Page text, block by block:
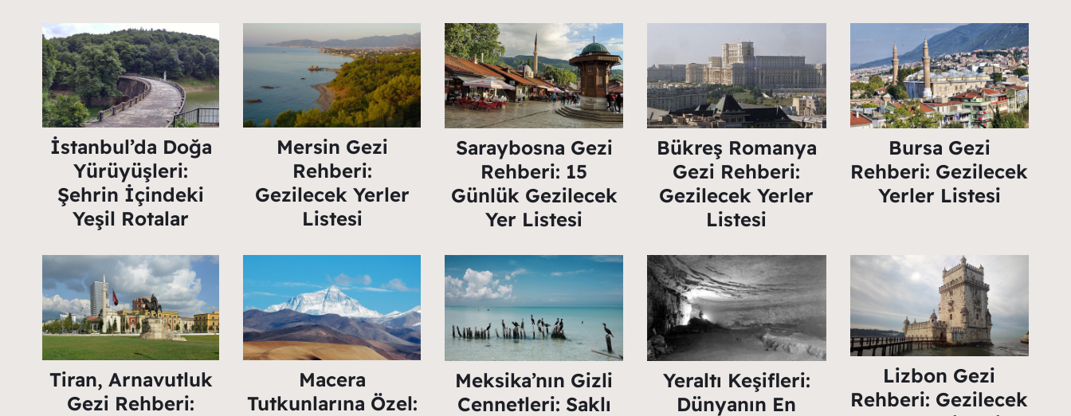
İstanbul’da Doğa
Yürüyüşleri:
Şehrin İçindeki
Yeşil Rotalar
Mersin Gezi
Rehberi:
Gezilecek Yerler
Listesi
Saraybosna Gezi
Rehberi: 15
Günlük Gezilecek
Yer Listesi
Bükreş Romanya
Gezi Rehberi:
Gezilecek Yerler
Listesi
Bursa Gezi
Rehberi: Gezilecek
Yerler Listesi
Tiran, Arnavutluk
Gezi Rehberi:
Macera
Tutkunlarına Özel:
Meksika’nın Gizli
Cennetleri: Saklı
Yeraltı Keşifleri:
Dünyanın En
Lizbon Gezi
Rehberi: Gezilecek